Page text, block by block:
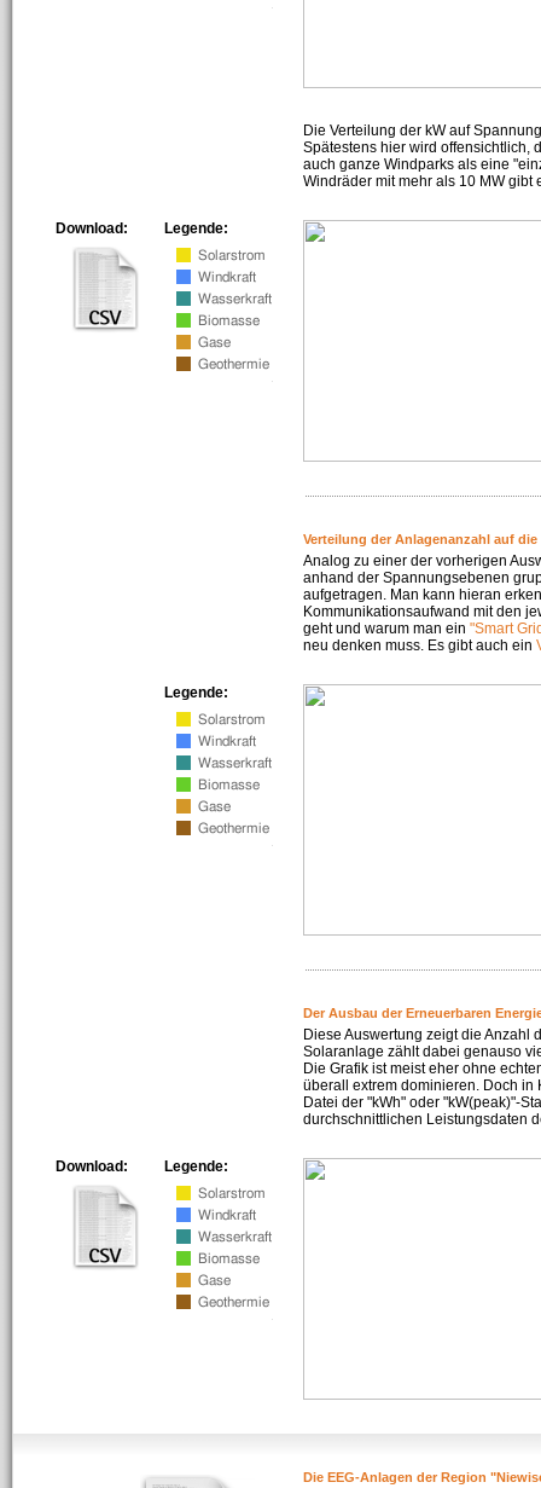
Die Verteilung der kW auf
Spätestens hier wird offensichtlich,
auch ganze Windparks als eine
Windräder mit mehr als 10 MW gibt
Legende:
Download:
Verteilung der Anlagenanzahl auf die
Analog zu einer der vorherigen
anhand der Spannungsebenen
aufgetragen. Man kann hieran
Kommunikationsaufwand mit den
geht und warum man ein "Smart
neu denken muss. Es gibt auch ein
Legende:
Der Ausbau der Erneuerbaren
Diese Auswertung zeigt die Anzahl
Solaranlage zählt dabei genauso
Die Grafik ist meist eher ohne
überall extrem dominieren. Doch in
Datei der "kWh" oder "kW(peak)"-
durchschnittlichen Leistungsdaten
Legende:
Download:
Die EEG-Anlagen der Region